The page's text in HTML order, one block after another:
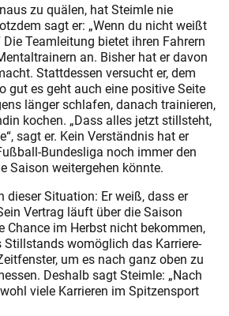
zu quälen, hat Steimle nie
sagt er: „Wenn du nicht weißt
Die Teamleitung bietet ihren Fahrern
an. Bisher hat er davon
Stattdessen versucht er, dem
gut es geht auch eine positive Seite
länger schlafen, danach trainieren,
kochen. „Dass alles jetzt stillsteht,
sagt er. Kein Verständnis hat er
Bundesliga noch immer den
Saison weitergehen könnte.
dieser Situation: Er weiß, dass er
Vertrag läuft über die Saison
Chance im Herbst nicht bekommen,
Stillstands womöglich das Karriere-
um es nach ganz oben zu
Deshalb sagt Steimle: „Nach
viele Karrieren im Spitzensport